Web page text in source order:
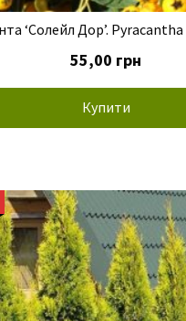
‘Солейл Дор’. Pyracantha
55,00 грн
Купити